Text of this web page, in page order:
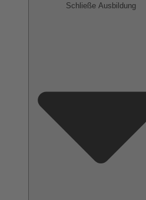
Schließe Ausbildung